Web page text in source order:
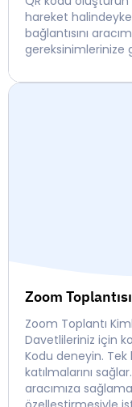
hareket
bağlantısını
gereksinimlerinize
Zoom
Zoom Toplantı
Davetlileriniz için
Kodu deneyin.
katılmalarını
aracımıza